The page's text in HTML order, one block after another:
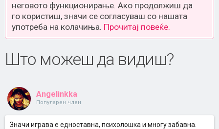
неговото функционирање. Ако продолжиш да
го користиш, значи се согласуваш со нашата
употреба на колачиња. Прочитај повеќе.
Што можеш да видиш?
Angelinkka
Популарен член
Значи играва е едноставна, психолошка и многу забавна.